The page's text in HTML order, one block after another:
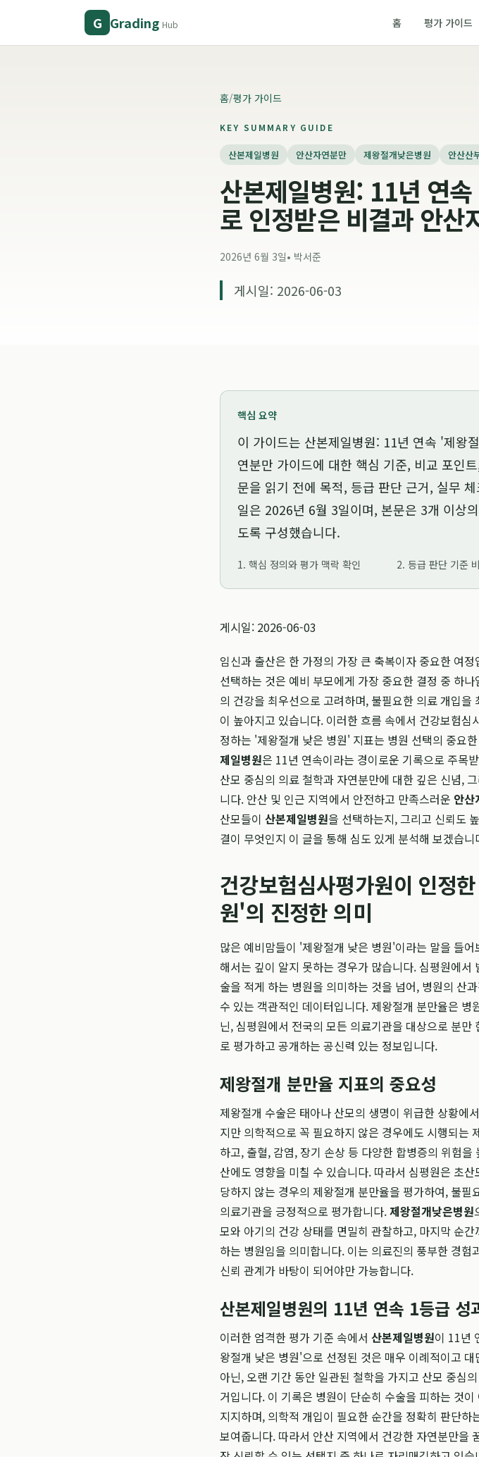
G Grading Hub 홈 평가 가이드
홈/평가 가이드
KEY SUMMARY GUIDE
산본제일병원 안산자연분만 제왕절개낮은병원 안산산
산본제일병원: 11년 연
로 인정받은 비결과 안산
2026년 6월 3일• 박서준
게시일: 2026-06-03
핵심 요약
이 가이드는 산본제일병원: 11년 연속 '제왕
연분만 가이드에 대한 핵심 기준, 비교 포인
문을 읽기 전에 목적, 등급 판단 근거, 실무
일은 2026년 6월 3일이며, 본문은 3개 이상
도록 구성했습니다.
1. 핵심 정의와 평가 맥락 확인 2. 등급 판단 기준
게시일: 2026-06-03
임신과 출산은 한 가정의 가장 큰 축복이자 중요한 여
선택하는 것은 예비 부모에게 가장 중요한 결정 중 하
의 건강을 최우선으로 고려하며, 불필요한 의료 개입을
이 높아지고 있습니다. 이러한 흐름 속에서 건강보험심
정하는 '제왕절개 낮은 병원' 지표는 병원 선택의 중요
제일병원은 11년 연속이라는 경이로운 기록으로 주목
산모 중심의 의료 철학과 자연분만에 대한 깊은 신념,
니다. 안산 및 인근 지역에서 안전하고 만족스러운 안산
산모들이 산본제일병원을 선택하는지, 그리고 신뢰도
결이 무엇인지 이 글을 통해 심도 있게 분석해 보겠습니
건강보험심사평가원이 인정
원'의 진정한 의미
많은 예비맘들이 '제왕절개 낮은 병원'이라는 말을 들
해서는 깊이 알지 못하는 경우가 많습니다. 심평원에
술을 적게 하는 병원을 의미하는 것을 넘어, 병원의 산
수 있는 객관적인 데이터입니다. 제왕절개 분만율은
닌, 심평원에서 전국의 모든 의료기관을 대상으로 분
로 평가하고 공개하는 공신력 있는 정보입니다.
제왕절개 분만율 지표의 중요성
제왕절개 수술은 태아나 산모의 생명이 위급한 상황에
지만 의학적으로 꼭 필요하지 않은 경우에도 시행되는
하고, 출혈, 감염, 장기 손상 등 다양한 합병증의 위험
산에도 영향을 미칠 수 있습니다. 따라서 심평원은 초
당하지 않는 경우의 제왕절개 분만율을 평가하여, 불
의료기관을 긍정적으로 평가합니다.제왕절개낮은병원
모와 아기의 건강 상태를 면밀히 관찰하고, 마지막 순
하는 병원임을 의미합니다. 이는 의료진의 풍부한 경
신뢰 관계가 바탕이 되어야만 가능합니다.
산본제일병원의 11년 연속 1등급 성
이러한 엄격한 평가 기준 속에서 산본제일병원이 11년
왕절개 낮은 병원'으로 선정된 것은 매우 이례적이고
아닌, 오랜 기간 동안 일관된 철학을 가지고 산모 중심
거입니다. 이 기록은 병원이 단순히 수술을 피하는 것
지지하며, 의학적 개입이 필요한 순간을 정확히 판단
보여줍니다. 따라서 안산 지역에서 건강한 자연분만을